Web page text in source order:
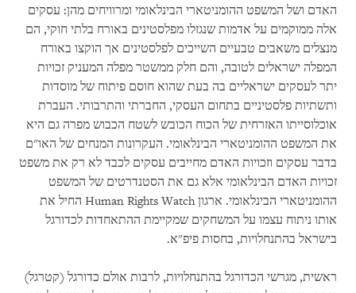
האדם ושל המשפט ההומניטארי הבינלאומי ומרוויחים מהן: עסקים
אלה ממוקמים על אדמות שנגזלו מפלסטינים באורח בלתי חוקי, הם
מנצלים משאבים טבעיים השייכים לפלסטינים אך הוקצו באורח
המפלה ישראלים לטובה, והם חלק ממשטר מפלה המעניק זכויות
יתר לעסקים ישראליים בה בעת שהוא חוסם פיתוח של מוסדות
ותשתיות פלסטיניים בתחום העסקי, החברתי והתרבותי. העברת
אוכלוסייתו האזרחית של הכוח הכובש לשטח הכבוש מפרה גם היא
את המשפט ההומניטארי הבינלאומי. העקרונות המנחים של האו"ם
בדבר עסקים וזכויות האדם מחייבים עסקים לכבד לא רק את משפט
זכויות האדם הבינלאומי אלא גם את הסטנדרטים של המשפט
ההומניטארי הבינלאומי. ארגוןHuman Rights Watch החיל את
אותו ניתוח עצמו על המשחקים שמקיימת ההתאחדות לכדורגל
בישראל בהתנחלויות, בחסות פיפ"א.
ראשית, מגרשי הכדורגל בהתנחלויות, לרבות אולם כדורגל (קטרגל)